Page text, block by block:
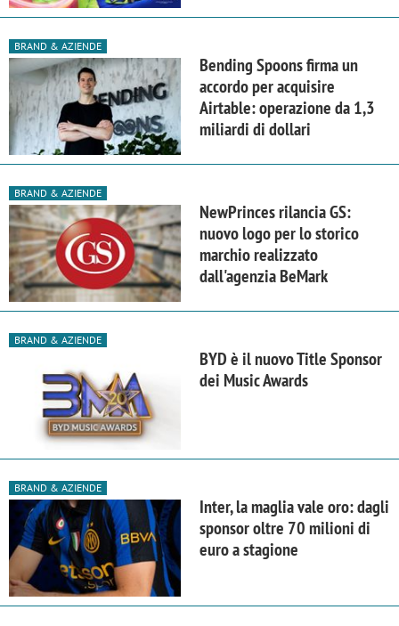
BRAND & AZIENDE
Bending Spoons firma un
accordo per acquisire
Airtable: operazione da 1,3
miliardi di dollari
BRAND & AZIENDE
NewPrinces rilancia GS:
nuovo logo per lo storico
marchio realizzato
dall'agenzia BeMark
BRAND & AZIENDE
BYD è il nuovo Title Sponsor
dei Music Awards
BRAND & AZIENDE
Inter, la maglia vale oro: dagli
sponsor oltre 70 milioni di
euro a stagione